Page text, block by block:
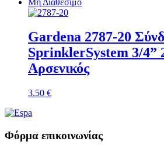
Gardena 2787-20
SprinklerSystem 3/4”
Αρσενικός
3.50 €
Φόρμα επικοινωνίας